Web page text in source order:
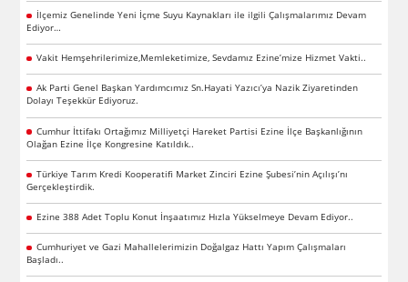
İlçemiz Genelinde Yeni İçme Suyu Kaynakları ile ilgili Çalışmalarımız Devam
Ediyor…
Vakit Hemşehrilerimize,Memleketimize, Sevdamız Ezine’mize Hizmet Vakti..
Ak Parti Genel Başkan Yardımcımız Sn.Hayati Yazıcı’ya Nazik Ziyaretinden
Dolayı Teşekkür Ediyoruz.
Cumhur İttifakı Ortağımız Milliyetçi Hareket Partisi Ezine İlçe Başkanlığının
Olağan Ezine İlçe Kongresine Katıldık..
Türkiye Tarım Kredi Kooperatifi Market Zinciri Ezine Şubesi’nin Açılışı’nı
Gerçekleştirdik.
Ezine 388 Adet Toplu Konut İnşaatımız Hızla Yükselmeye Devam Ediyor..
Cumhuriyet ve Gazi Mahallelerimizin Doğalgaz Hattı Yapım Çalışmaları
Başladı..